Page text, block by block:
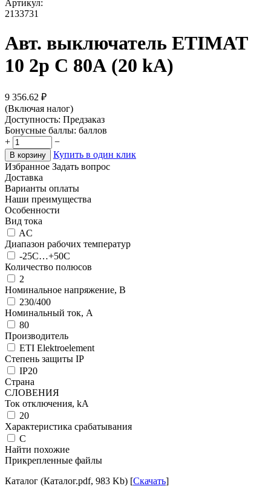
Артикул:
2133731
Авт. выключатель ETIMAT
10 2р C 80А (20 kA)
9 356.62 ₽
(Включая налог)
Доступность: Предзаказ
Бонусные баллы: баллов
+
−
В корзину
Купить в один клик
Избранное Задать вопрос
Доставка
Варианты оплаты
Наши преимущества
Особенности
Вид тока
AC
Диапазон рабочих температур
-25С…+50С
Количество полюсов
2
Номинальное напряжение, В
230/400
Номинальный ток, А
80
Производитель
ETI Elektroelement
Степень защиты IP
IP20
Страна
СЛОВЕНИЯ
Ток отключения, kА
20
Характеристика срабатывания
C
Найти похожие
Прикрепленные файлы
Каталог (Каталог.pdf, 983 Kb) [Скачать]